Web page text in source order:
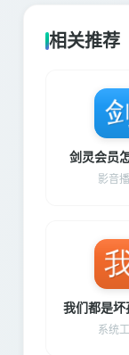
相关推荐
剑灵会员
影音
我们都是坏
系统